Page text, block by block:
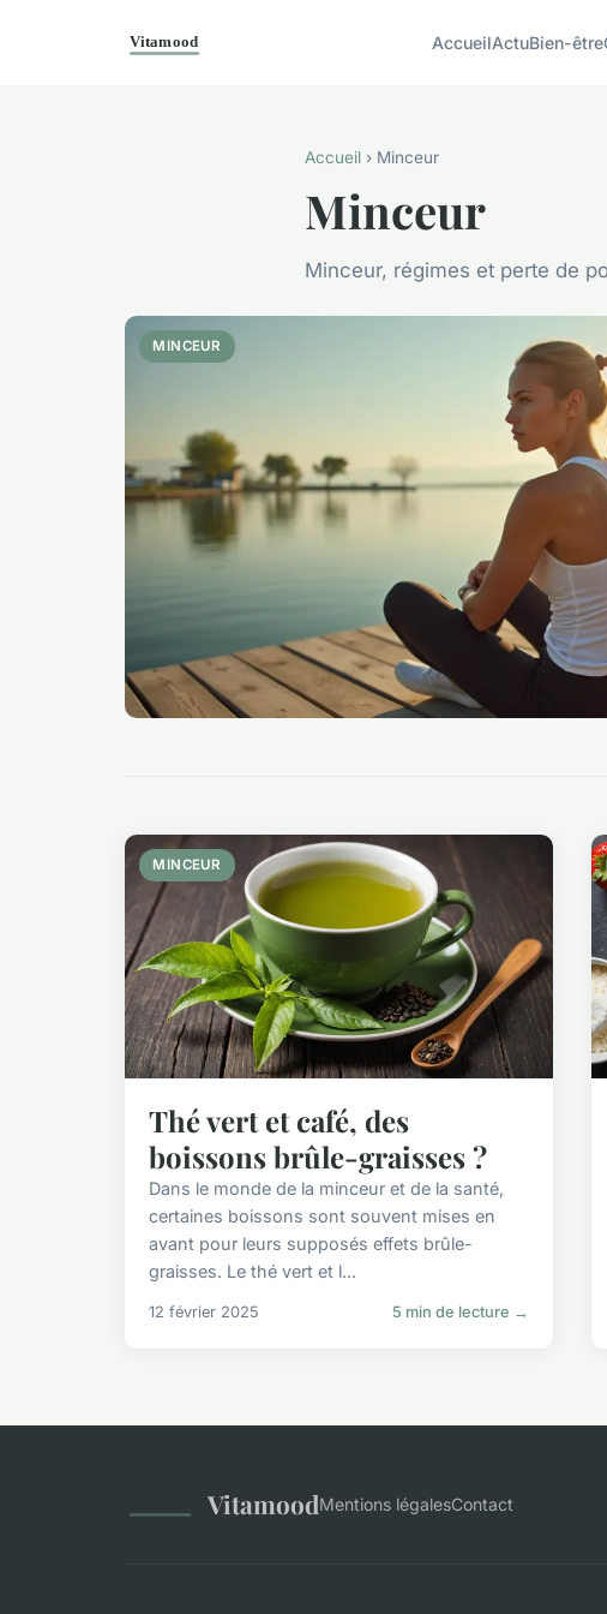
AccueilActuBien-être
Accueil › Minceur
Minceur
Minceur, régimes et perte de
MINCEUR
MINCEUR
Thé vert et café, des
boissons brûle-graisses ?
Dans le monde de la minceur et de la santé,
certaines boissons sont souvent mises en
avant pour leurs supposés effets brûle-
graisses. Le thé vert et l...
12 février 2025 5 min de lecture →
VitamoodMentions légalesContact